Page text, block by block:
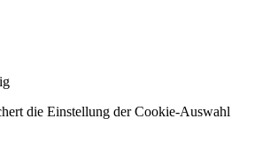
die Einstellung der Cookie-Auswahl